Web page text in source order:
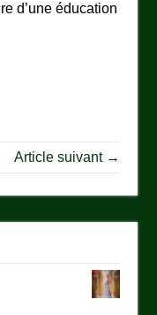
d’une éducation
Article suivant →